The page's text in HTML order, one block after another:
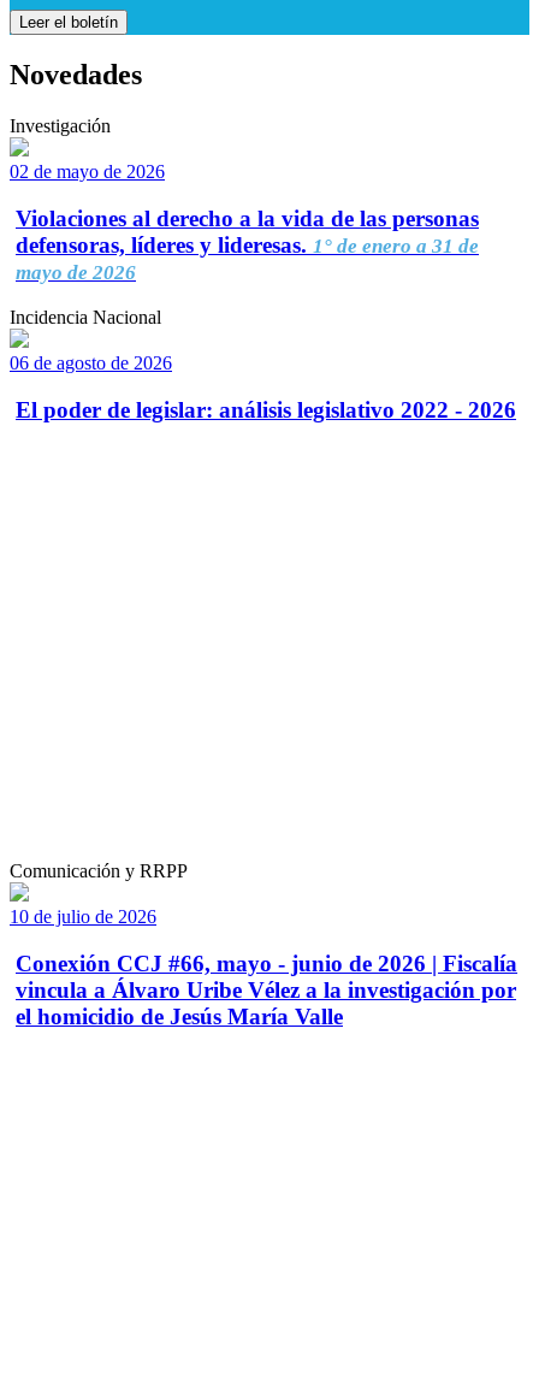
Leer el boletín
Novedades
Investigación
02 de mayo de 2026
Violaciones al derecho a la vida de las personas
defensoras, líderes y lideresas. 1° de enero a 31 de
mayo de 2026
Incidencia Nacional
06 de agosto de 2026
El poder de legislar: análisis legislativo 2022 - 2026
Comunicación y RRPP
10 de julio de 2026
Conexión CCJ #66, mayo - junio de 2026 | Fiscalía
vincula a Álvaro Uribe Vélez a la investigación por
el homicidio de Jesús María Valle